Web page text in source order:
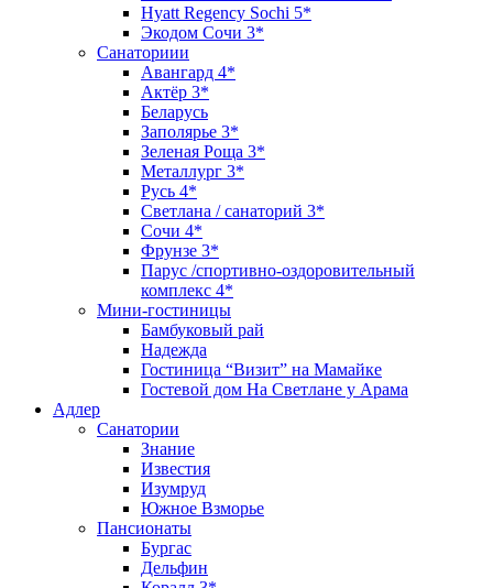
Hyatt Regency Sochi 5*
Экодом Сочи 3*
Санаториии
Авангард 4*
Актёр 3*
Беларусь
Заполярье 3*
Зеленая Роща 3*
Металлург 3*
Русь 4*
Светлана / санаторий 3*
Сочи 4*
Фрунзе 3*
Парус /спортивно-оздоровительный
комплекс 4*
Мини-гостиницы
Бамбуковый рай
Надежда
Гостиница “Визит” на Мамайке
Гостевой дом На Светлане у Арама
Адлер
Санатории
Знание
Известия
Изумруд
Южное Взморье
Пансионаты
Бургас
Дельфин